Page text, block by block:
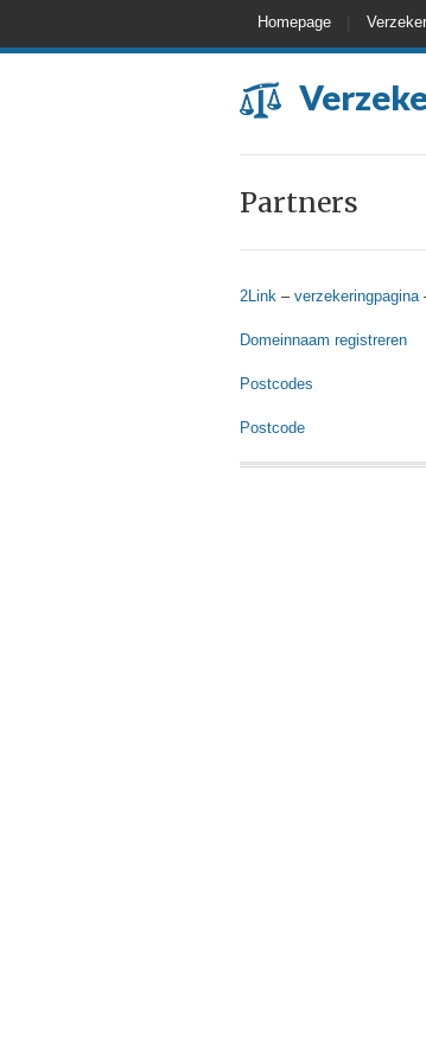
Homepage
Partners
2Link – verzekeringpagina
Domeinnaam registreren
Postcodes
Postcode